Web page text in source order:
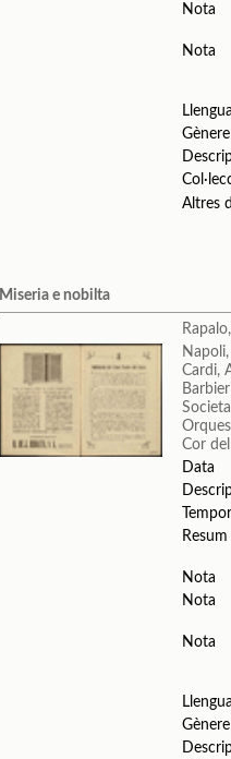
Nota
Nota
Gènere
Altres
Miseria e nobilta
Cardi,
Cor
Data
Resum
Nota
Nota
Nota
Gènere